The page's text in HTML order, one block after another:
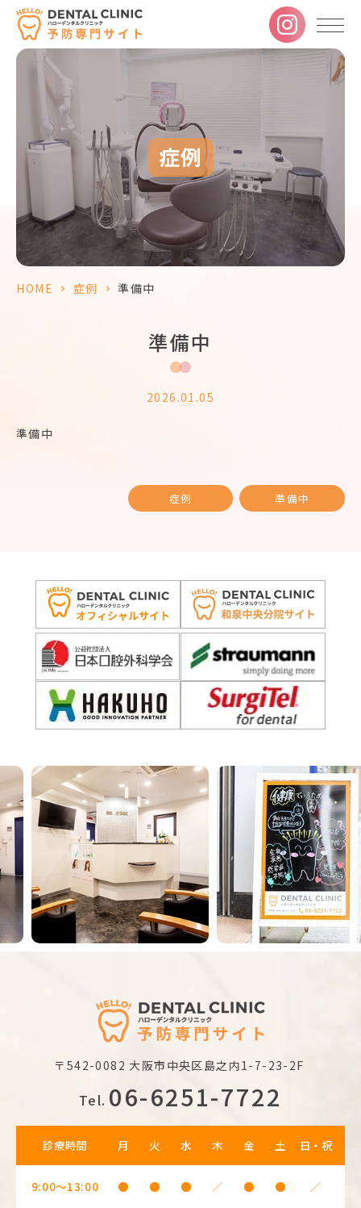
症例
HOME > 症例 > 準備中
準備中
2026.01.05
準備中
症例 準備中
Previous Next
〒542-0082 大阪市中央区島之内1-7-23-2F
Tel. 06-6251-7722
診療時間 月 火 水 木 金 土 日・祝
9:00～13:00 ● ● ● ／ ● ● ／